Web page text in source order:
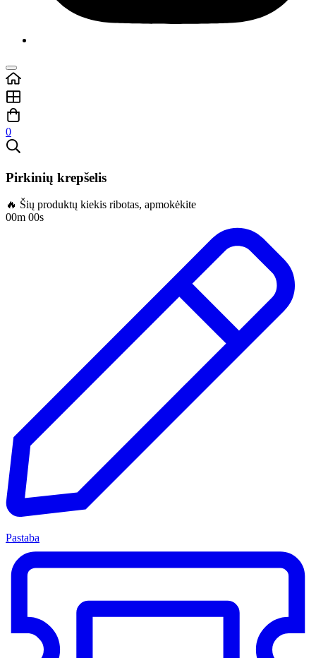
0
Pirkinių krepšelis
🔥 Šių produktų kiekis ribotas, apmokėkite
00m 00s
Pastaba